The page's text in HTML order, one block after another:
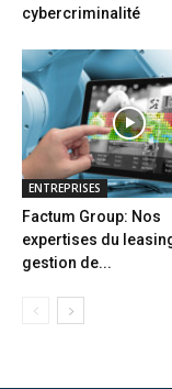
cybercriminalité
ENTREPRISES
Factum Group: Nos
expertises du
gestion de...